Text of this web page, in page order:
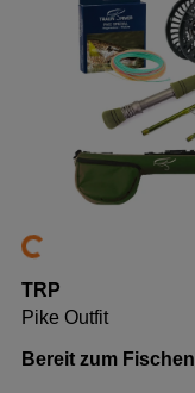
TRP
Pike Outfit
Bereit zum Fischen